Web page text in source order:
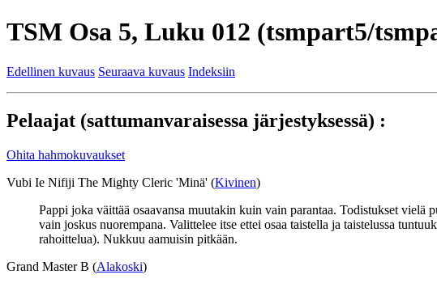
TSM Osa 5, Luku 012 (tsmpart5/
Edellinen kuvaus Seuraava kuvaus Indeksiin
Pelaajat (sattumanvaraisessa järjestyksessä) :
Ohita hahmokuvaukset
Vubi Ie Nifiji The Mighty Cleric 'Minä' (Kivinen)
Pappi joka väittää osaavansa muutakin kuin vain parantaa. Todistukset
vain joskus nuorempana. Valittelee itse ettei osaa taistella ja taistelussa
rahoittelua). Nukkuu aamuisin pitkään.
Grand Master B (Alakoski)